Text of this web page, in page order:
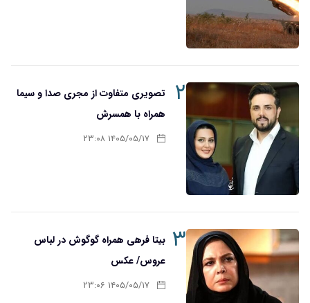
۲
تصویری متفاوت از مجری صدا و سیما
همراه با همسرش
۱۴۰۵/۰۵/۱۷ ۲۳:۰۸
۳ بیتا فرهی همراه گوگوش در لباس
عروس/ عکس
۱۴۰۵/۰۵/۱۷ ۲۳:۰۶